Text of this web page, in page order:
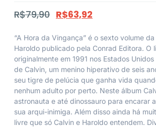
R$79,90 R$63,92
“A Hora da Vingança” é o sexto volume
Haroldo publicado pela Conrad Editora. O
originalmente em 1991 nos Estados
de Calvin, um menino hiperativo de seis
seu tigre de pelúcia que ganha vida
nenhum adulto por perto. Neste álbum
astronauta e até dinossauro para encarar
sua arqui-inimiga. Além disso ainda há
livre que só Calvin e Haroldo entendem.